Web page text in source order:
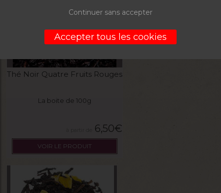
Thé Noir Quatre Fruits Rouges
La boite de 100g
6,50€
VOIR LE PRODUIT
Continuer sans accepter
Accepter tous les cookies